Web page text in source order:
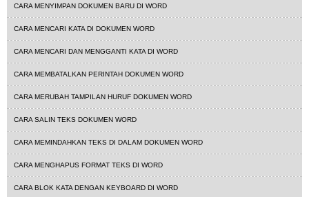
CARA MENYIMPAN DOKUMEN BARU DI WORD
CARA MENCARI KATA DI DOKUMEN WORD
CARA MENCARI DAN MENGGANTI KATA DI WORD
CARA MEMBATALKAN PERINTAH DOKUMEN WORD
CARA MERUBAH TAMPILAN HURUF DOKUMEN WORD
CARA SALIN TEKS DOKUMEN WORD
CARA MEMINDAHKAN TEKS DI DALAM DOKUMEN WORD
CARA MENGHAPUS FORMAT TEKS DI WORD
CARA BLOK KATA DENGAN KEYBOARD DI WORD